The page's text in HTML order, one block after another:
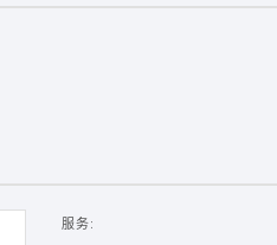
服务: